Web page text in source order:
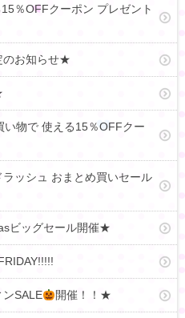
％OFFクーポン プレゼント
のお知らせ★
物で 使える15％OFFクー
ッシュ おまとめ買いセール
ビッグセール開催★
SALE 開催！！★